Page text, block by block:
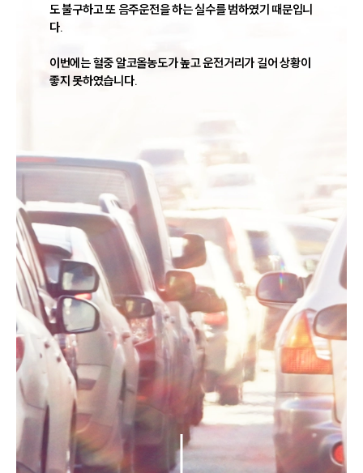
도 불구하고 또 음주운전을 하는 실수를 범하였기 때문입니
다.
이번에는 혈중 알코올농도가 높고 운전거리가 길어 상황이
좋지 못하였습니다.